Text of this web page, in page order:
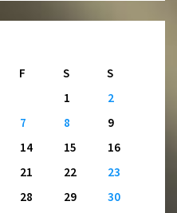
F S
S
1
2
7 8
9
14 15
16
21 22
23
28 29 30